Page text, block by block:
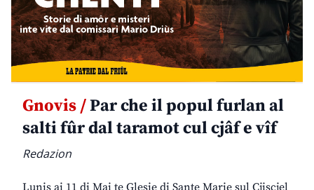
Gnovis /Par che il popul furlan al
salti fûr dal taramot cul cjâf e vîf
Redazion